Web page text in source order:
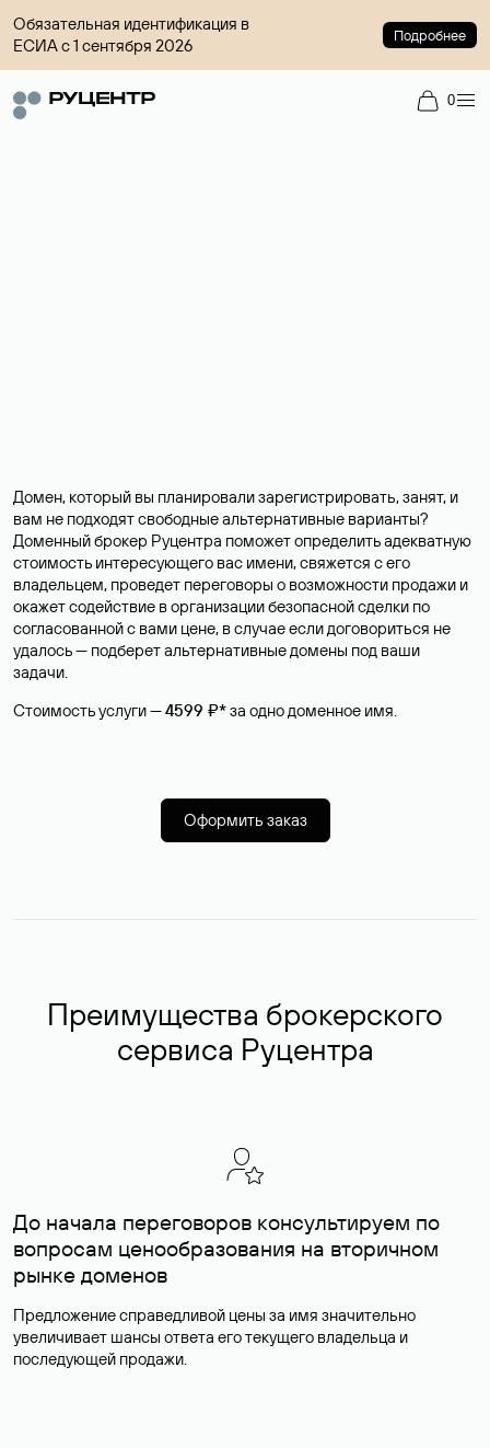
Обязательная идентификация в
ЕСИА с 1 сентября 2026
Подробнее
0
Домен, который вы планировали зарегистрировать, занят, и
вам не подходят свободные альтернативные варианты?
Доменный брокер Руцентра поможет определить адекватную
стоимость интересующего вас имени, свяжется с его
владельцем, проведет переговоры о возможности продажи и
окажет содействие в организации безопасной сделки по
согласованной с вами цене, в случае если договориться не
удалось — подберет альтернативные домены под ваши
задачи.
Стоимость услуги —4599 ₽*за одно доменное имя.
Оформить заказ
Преимущества брокерского
сервиса Руцентра
До начала переговоров консультируем по
вопросам ценообразования на вторичном
рынке доменов
Предложение справедливой цены за имя значительно
увеличивает шансы ответа его текущего владельца и
последующей продажи.